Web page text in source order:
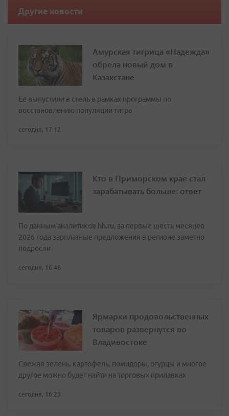
Другие новости
Амурская тигрица «Надежда»
обрела новый дом в
Казахстане
Ее выпустили в степь в рамках программы по
восстановлению популяции тигра
сегодня, 17:12
Кто в Приморском крае стал
зарабатывать больше: ответ
По данным аналитиков hh.ru, за первые шесть месяцев
2026 года зарплатные предложения в регионе заметно
подросли
сегодня, 16:46
Ярмарки продовольственных
товаров развернутся во
Владивостоке
Свежая зелень, картофель, помидоры, огурцы и многое
другое можно будет найти на торговых прилавках
сегодня, 16:23